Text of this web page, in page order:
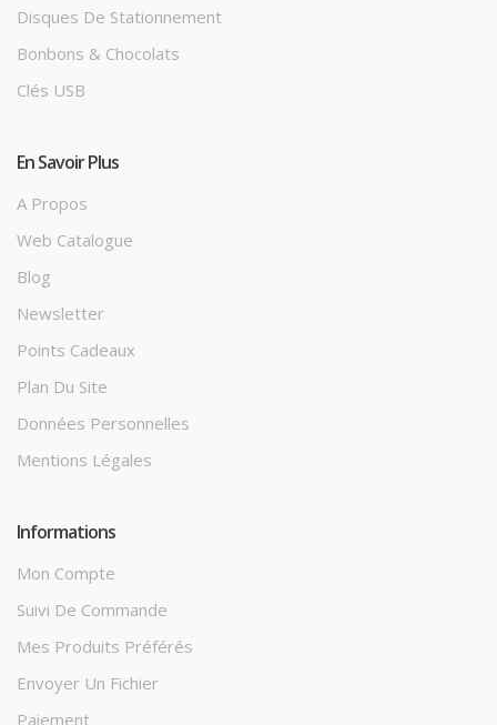
Disques De Stationnement
Bonbons & Chocolats
Clés USB
En Savoir Plus
A Propos
Web Catalogue
Blog
Newsletter
Points Cadeaux
Plan Du Site
Données Personnelles
Mentions Légales
Informations
Mon Compte
Suivi De Commande
Mes Produits Préférés
Envoyer Un Fichier
Paiement